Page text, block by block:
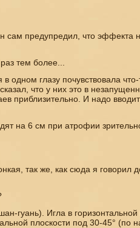
сам предупредил, что эффекта
тем более...
одном глазу почувствовала
что у них это в
приблизительно. И надо
на 6 см при атрофии
так же, как сюда я говорил
гуань). Игла в горизонтальной
плоскости под 30-45° (по